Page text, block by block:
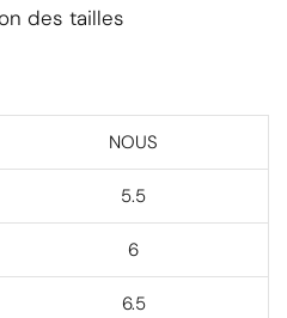
des tailles
NOUS
5.5
6
6.5